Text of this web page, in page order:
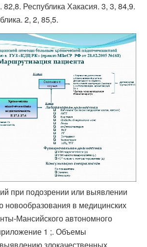
Республика Хакасия. 3, 3, 84,9.
2, 2, 85,5.
при подозрении или выявлении
новообразования в медицинских
Мансийского автономного
1 ;. Объемы